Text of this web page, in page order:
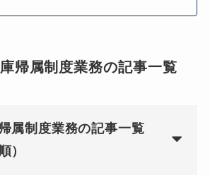
帰属制度業務の記事一覧
属制度業務の記事一覧
）